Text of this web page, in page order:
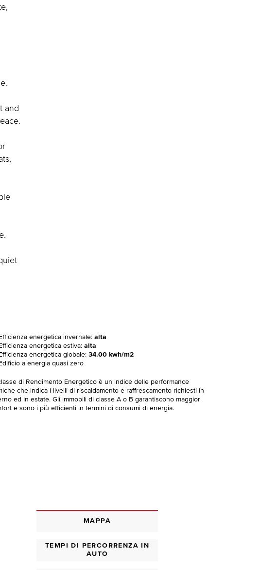
and
energetica invernale:alta
energetica estiva:alta
energetica globale:34.00 kwh/m2
a energia quasi zero
di Rendimento Energetico è un indice delle performance
che indica i livelli di riscaldamento e raffrescamento richiesti in
ed in estate. Gli immobili di classe A o B garantiscono maggior
e sono i più efficienti in termini di consumi di energia.
MAPPA
TEMPI DI PERCORRENZA IN
AUTO